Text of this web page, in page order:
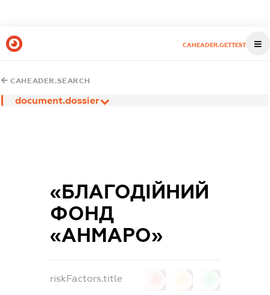
CAHEADER.GETTEST
CAHEADER.SEARCH
document.dossier
«БЛАГОДІЙНИЙ
ФОНД
«АНМАРО»
riskFactors.title